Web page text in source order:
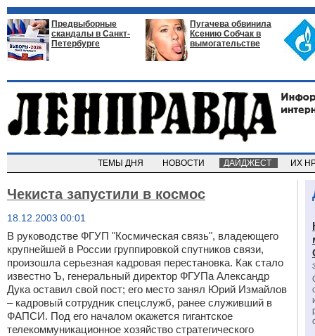
Предвыборные
скандалы в Санкт-
Петербурге
Пугачева обвинила
Ксению Собчак в
вымогательстве
ТЕМЫ ДНЯ НОВОСТИ ДАЙДЖЕСТ ИХ
Чекиста запустили в космос
18.12.2003 00:01
В руководстве ФГУП "Космическая связь", владеющего
крупнейшей в России группировкой спутников связи,
произошла серьезная кадровая перестановка. Как стало
известно Ъ, генеральный директор ФГУПа Александр
Дука оставил свой пост; его место занял Юрий Измайлов
– кадровый сотрудник спецслужб, ранее служивший в
ФАПСИ. Под его началом окажется гигантское
телекоммуникационное хозяйство стратегического